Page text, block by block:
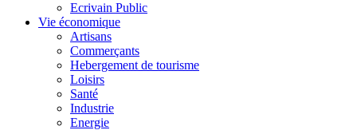
Ecrivain Public
Vie économique
Artisans
Commerçants
Hebergement de tourisme
Loisirs
Santé
Industrie
Energie